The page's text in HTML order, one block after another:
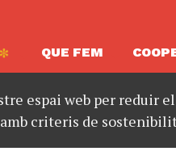
QUE FEM
espai web per reduir
amb criteris de